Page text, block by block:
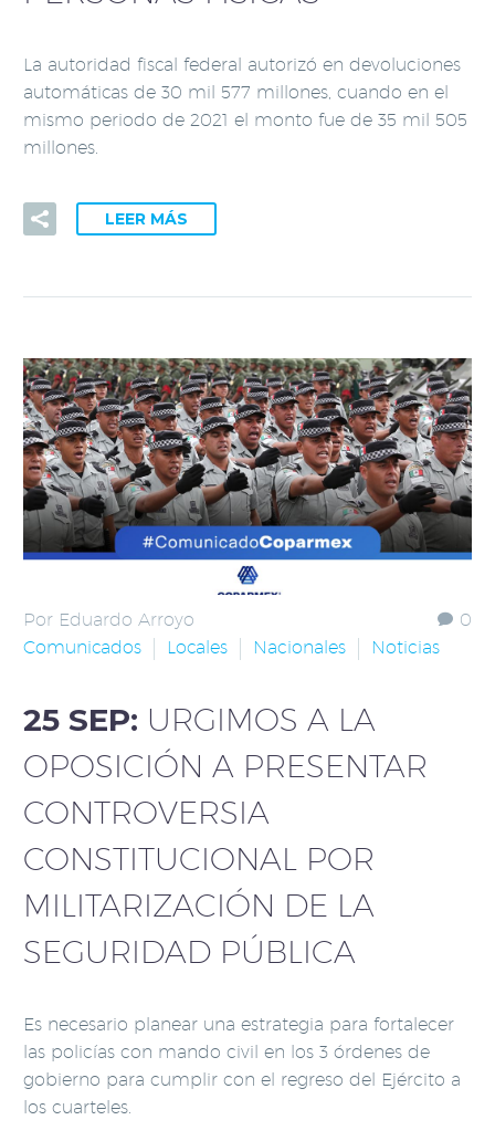
La autoridad fiscal federal autorizó en devoluciones
automáticas de 30 mil 577 millones, cuando en el
mismo periodo de 2021 el monto fue de 35 mil 505
millones.
LEER MÁS
0
Por Eduardo Arroyo
Comunicados
Locales Nacionales Noticias
25 SEP: URGIMOS A LA
OPOSICIÓN A PRESENTAR
CONTROVERSIA
CONSTITUCIONAL POR
MILITARIZACIÓN DE LA
SEGURIDAD PÚBLICA
Es necesario planear una estrategia para fortalecer
las policías con mando civil en los 3 órdenes de
gobierno para cumplir con el regreso del Ejército a
los cuarteles.